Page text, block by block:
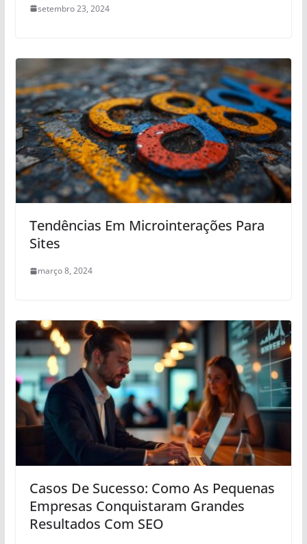
setembro 23, 2024
Tendências Em Microinterações Para
Sites
março 8, 2024
Casos De Sucesso: Como As Pequenas
Empresas Conquistaram Grandes
Resultados Com SEO